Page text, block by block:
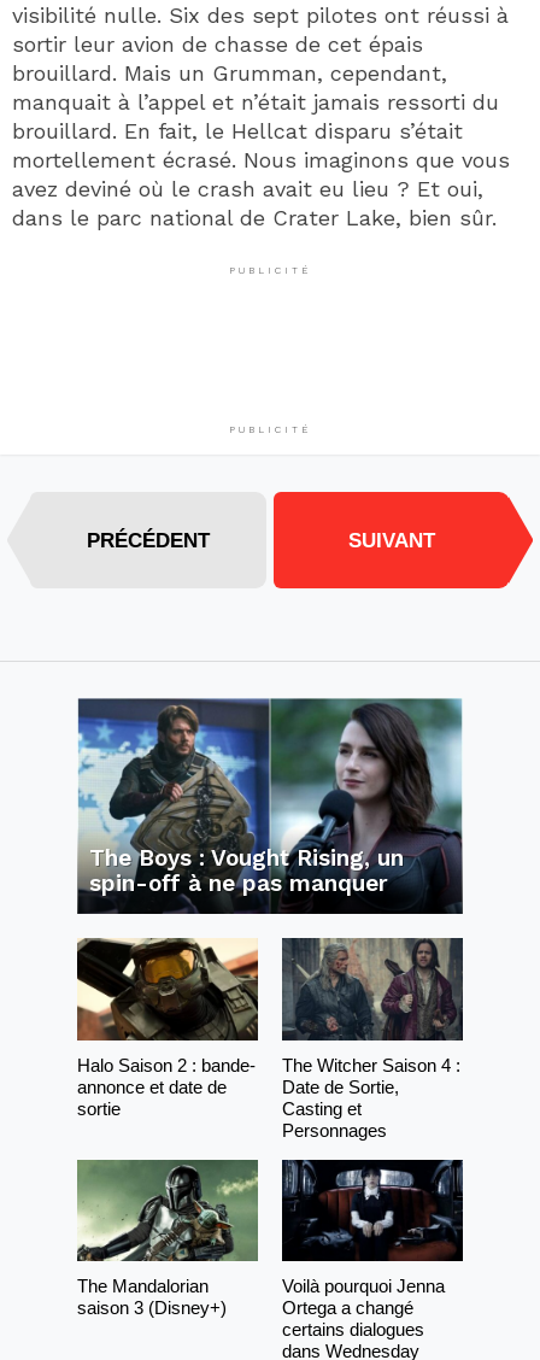
visibilité nulle. Six des sept pilotes ont réussi à
sortir leur avion de chasse de cet épais
brouillard. Mais un Grumman, cependant,
manquait à l’appel et n’était jamais ressorti du
brouillard. En fait, le Hellcat disparu s’était
mortellement écrasé. Nous imaginons que vous
avez deviné où le crash avait eu lieu ? Et oui,
dans le parc national de Crater Lake, bien sûr.
PUBLICITÉ
PUBLICITÉ
PRÉCÉDENT SUIVANT
The Boys : Vought Rising, un
spin-off à ne pas manquer
Halo Saison 2 : bande-
annonce et date de
sortie
The Witcher Saison 4 :
Date de Sortie,
Casting et
Personnages
The Mandalorian
saison 3 (Disney+)
Voilà pourquoi Jenna
Ortega a changé
certains dialogues
dans Wednesday